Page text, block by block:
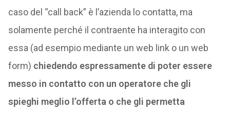
caso del “call back” è l’azienda lo contatta, ma
solamente perché il contraente ha interagito con
essa (ad esempio mediante un web link o un web
form) chiedendo espressamente di poter essere
messo in contatto con un operatore che gli
spieghi meglio l’offerta o che gli permetta